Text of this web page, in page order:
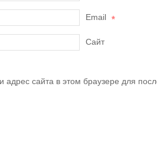
Email *
Сайт
адрес сайта в этом браузере для